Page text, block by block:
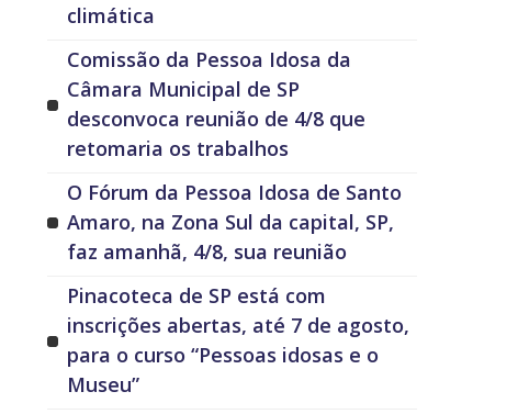
climática
Comissão da Pessoa Idosa da
Câmara Municipal de SP
desconvoca reunião de 4/8 que
retomaria os trabalhos
O Fórum da Pessoa Idosa de Santo
Amaro, na Zona Sul da capital, SP,
faz amanhã, 4/8, sua reunião
Pinacoteca de SP está com
inscrições abertas, até 7 de agosto,
para o curso “Pessoas idosas e o
Museu”